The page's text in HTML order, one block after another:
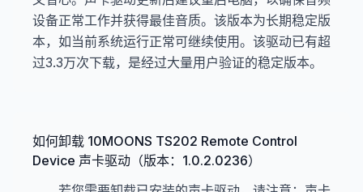
设备正常工作并获得最佳音质。该版本为长期稳定版
本，如当前系统运行正常可继续使用。该驱动已有超
过3.3万次下载，是经过大量用户验证的稳定版本。
如何卸载 10MOONS TS202 Remote Control
Device 声卡驱动（版本：1.0.2.0236）